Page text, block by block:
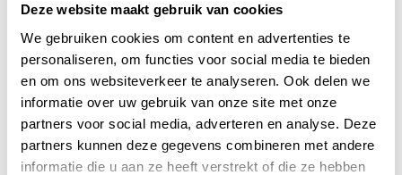
Deze website maakt gebruik van cookies
We gebruiken cookies om content en advertenties te
personaliseren, om functies voor social media te bieden
en om ons websiteverkeer te analyseren. Ook delen we
informatie over uw gebruik van onze site met onze
partners voor social media, adverteren en analyse. Deze
partners kunnen deze gegevens combineren met andere
informatie die u aan ze heeft verstrekt of die ze hebben
De Kyle Manton Black P2 95% tungsten
dartpijlen van Unicorn zijn perfect voor spelers
die hun spel naar een hoger niveau willen
tillen. Met hun uitgebalanceerde ontwerp
bieden deze darts uitstekende nauwkeurigheid
en betrouwbaarheid, waardoor ze geschikt zijn
voor zowel recreatieve darters als ervaren
spelers.